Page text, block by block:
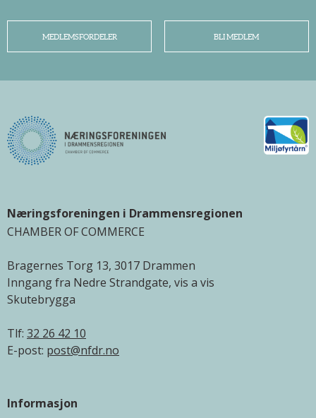
MEDLEMSFORDELER BLI MEDLEM
Næringsforeningen i Drammensregionen
CHAMBER OF COMMERCE
Bragernes Torg 13, 3017 Drammen
Inngang fra Nedre Strandgate, vis a vis
Skutebrygga
Tlf: 32 26 42 10
E-post: post@nfdr.no
Informasjon